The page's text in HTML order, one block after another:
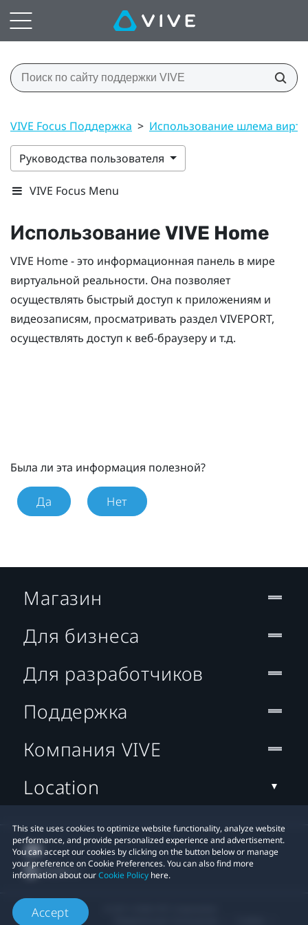
VIVE Focus Поддержка > Использование шлема
Руководства пользователя
VIVE Focus Menu
Использование VIVE Home
VIVE Home - это информационная панель в мире
виртуальной реальности. Она позволяет
осуществлять быстрый доступ к приложениям и
видеозаписям, просматривать раздел VIVEPORT,
осуществлять доступ к веб-браузеру и т.д.
Была ли эта информация полезной?
Да Нет
This site uses cookies to optimize website functionality, analyze website
performance, and provide personalized experience and advertisement.
You can accept our cookies by clicking on the button below or manage
your preference on Cookie Preferences. You can also find more
information about ourCookie Policy here.
Accept
Магазин
Для бизнеса
Для разработчиков
Поддержка
Компания VIVE
Location